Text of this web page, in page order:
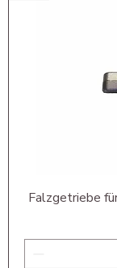
Falzgetriebe